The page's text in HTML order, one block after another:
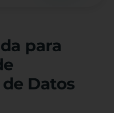
para
Datos